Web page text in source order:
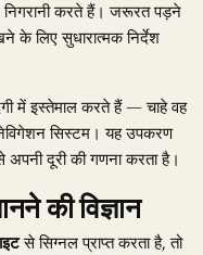
निगरानी करते हैं। जरूरत पड़ने
के लिए सुधारात्मक निर्देश
में इस्तेमाल करते हैं — चाहे वह
नेविगेशन सिस्टम। यह उपकरण
दूरी की गणना करता है।
की विज्ञान
से सिग्नल प्राप्त करता है, तो